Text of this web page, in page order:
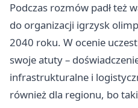
Podczas rozmów padł też
do organizacji igrzysk
2040 roku. W ocenie
swoje atuty –
infrastrukturalne i
również dla regionu, bo